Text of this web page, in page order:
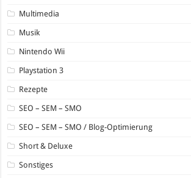
Multimedia
Musik
Nintendo Wii
Playstation 3
Rezepte
SEO – SEM – SMO
SEO – SEM – SMO / Blog-Optimierung
Short & Deluxe
Sonstiges